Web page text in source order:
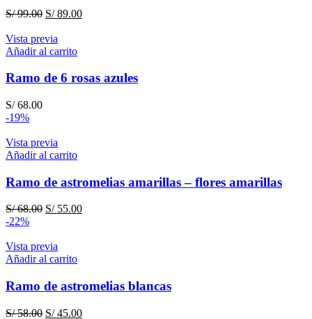
S/99.00 El
original
era:
S/89.00El
Vista previa
Añadir al carrito
Ramo de 6 rosas azules
S/68.00
-19%
Vista previa
Añadir al carrito
Ramo de astromelias amarillas – flores amarillas
S/68.00 El
era:
S/ 68.00.
S/55.00El
-22%
Vista previa
Añadir al carrito
Ramo de astromelias blancas
S/58.00 El
S/45.00El